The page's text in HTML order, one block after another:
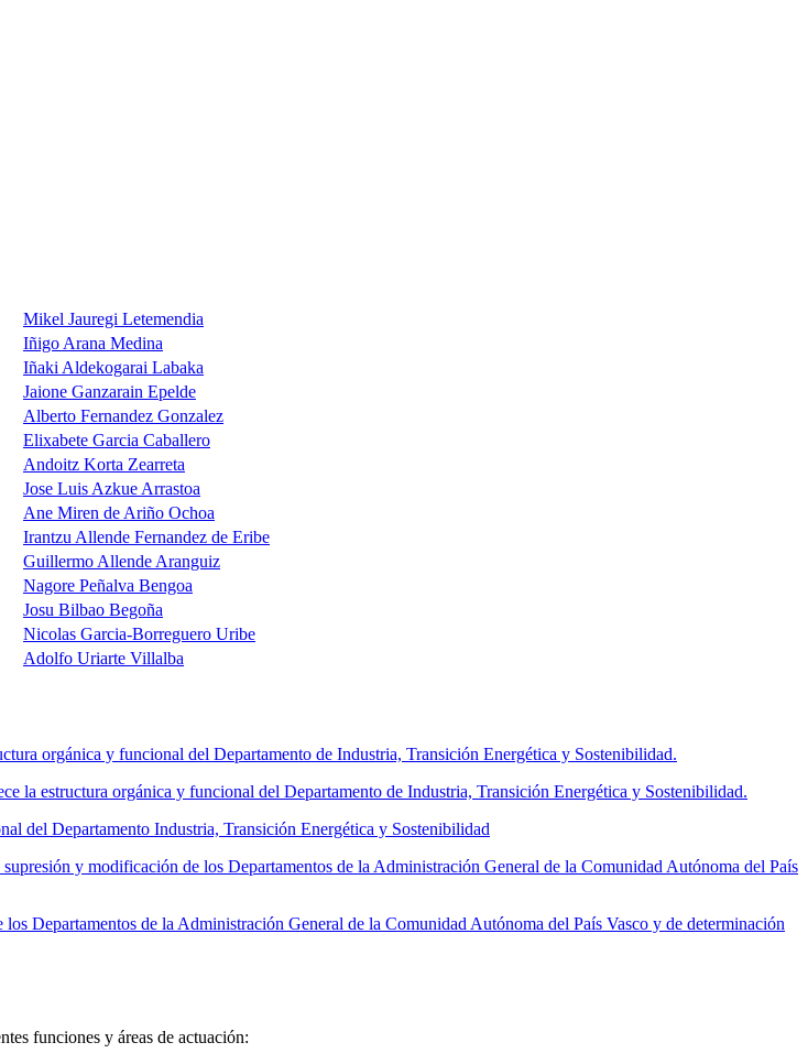
Mikel Jauregi Letemendia
Iñigo Arana Medina
Iñaki Aldekogarai Labaka
Jaione Ganzarain Epelde
Alberto Fernandez Gonzalez
Elixabete Garcia Caballero
Andoitz Korta Zearreta
Jose Luis Azkue Arrastoa
Ane Miren de Ariño Ochoa
Irantzu Allende Fernandez de Eribe
Guillermo Allende Aranguiz
Nagore Peñalva Bengoa
Josu Bilbao Begoña
Nicolas Garcia-Borreguero Uribe
Adolfo Uriarte Villalba
orgánica y funcional del Departamento de Industria, Transición Energética y Sostenibilidad.
estructura orgánica y funcional del Departamento de Industria, Transición Energética y Sostenibilidad.
del Departamento Industria, Transición Energética y Sostenibilidad
y modificación de los Departamentos de la Administración General de la Comunidad Autónoma del País
Departamentos de la Administración General de la Comunidad Autónoma del País Vasco y de determinación
funciones y áreas de actuación: